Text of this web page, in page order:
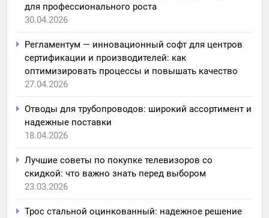
для профессионального роста
30.04.2026
Регламентум — инновационный софт для центров
сертификации и производителей: как
оптимизировать процессы и повышать качество
27.04.2026
Отводы для трубопроводов: широкий ассортимент и
надежные поставки
18.04.2026
Лучшие советы по покупке телевизоров со
скидкой: что важно знать перед выбором
23.03.2026
Трос стальной оцинкованный: надежное решение